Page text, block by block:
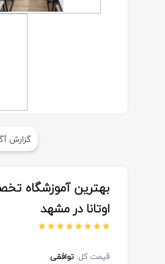
گزارش
بهترین آموزشگاه
اوتانا در مشهد
قیمت کل: توافقی